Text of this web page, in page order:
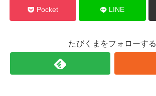
Pocket LINE
たびくまをフォローする